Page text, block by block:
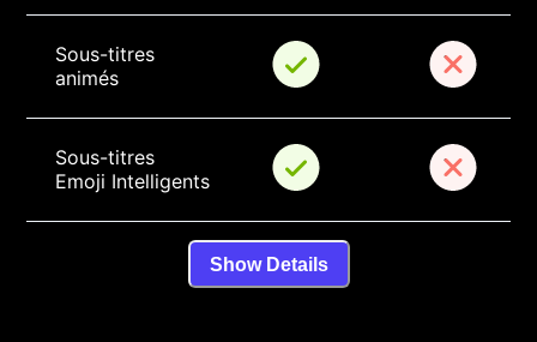
Sous-titres
animés
Sous-titres
Emoji Intelligents
Show Details